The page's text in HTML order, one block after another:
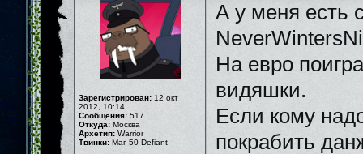
Зарегистрирован: 12 окт
2012, 10:14
Сообщения: 517
Откуда: Москва
Архетип: Warrior
Твинки: Маг 50 Defiant
А у меня есть
На евро
видяшки.
Если кому
покрабить